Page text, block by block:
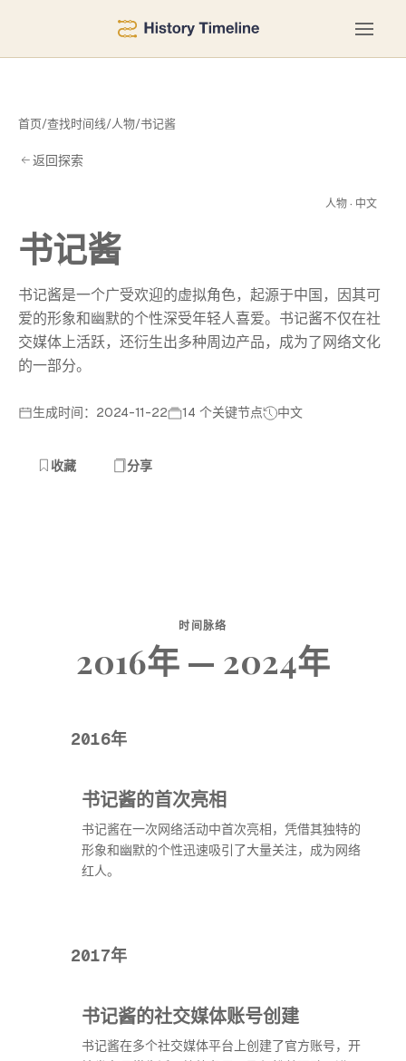
首页/查找时间线/人物/书记酱
返回探索
人物 · 中文
书记酱
书记酱是一个广受欢迎的虚拟角色，起源于中国，因其可
爱的形象和幽默的个性深受年轻人喜爱。书记酱不仅在社
交媒体上活跃，还衍生出多种周边产品，成为了网络文化
的一部分。
生成时间：2024-11-22 14 个关键节点 中文
收藏 分享
时间脉络
2016年 — 2024年
2016年
书记酱的首次亮相
书记酱在一次网络活动中首次亮相，凭借其独特的
形象和幽默的个性迅速吸引了大量关注，成为网络
红人。
2017年
书记酱的社交媒体账号创建
书记酱在多个社交媒体平台上创建了官方账号，开